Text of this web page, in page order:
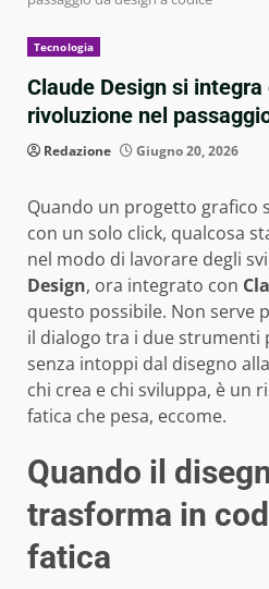
Tecnologia
Claude Design si integra
rivoluzione nel
Redazione Giugno 20, 2026
Quando un progetto grafico
con un solo click, qualcosa
nel modo di lavorare degli
Design, ora integrato con
questo possibile. Non serve
il dialogo tra i due strumenti
senza intoppi dal disegno
chi crea e chi sviluppa, è un
fatica che pesa, eccome.
Quando il
trasforma in
fatica